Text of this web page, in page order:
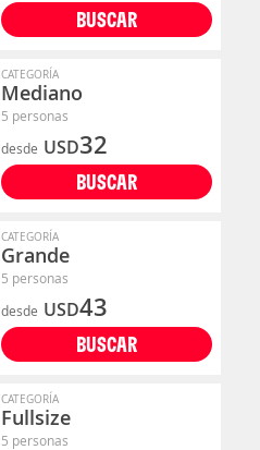
BUSCAR
CATEGORÍA
Mediano
5 personas
desde USD32
BUSCAR
CATEGORÍA
Grande
5 personas
desde USD43
BUSCAR
CATEGORÍA
Fullsize
5 personas